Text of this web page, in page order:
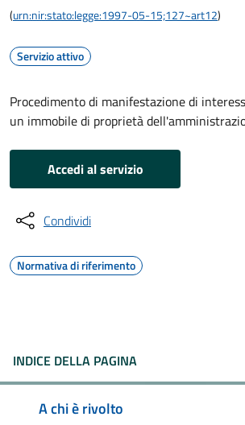
(urn:nir:stato:legge:1997-05-15;127~art12)
Servizio attivo
Procedimento di manifestazione di
un immobile di proprietà
Accedi al servizio
Condividi
Normativa di riferimento
INDICE DELLA PAGINA
A chi è rivolto